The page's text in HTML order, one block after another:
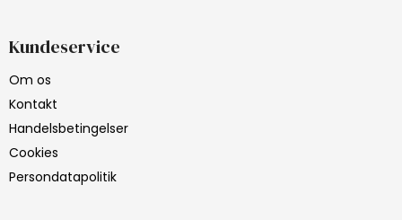
Kundeservice
Om os
Kontakt
Handelsbetingelser
Cookies
Persondatapolitik